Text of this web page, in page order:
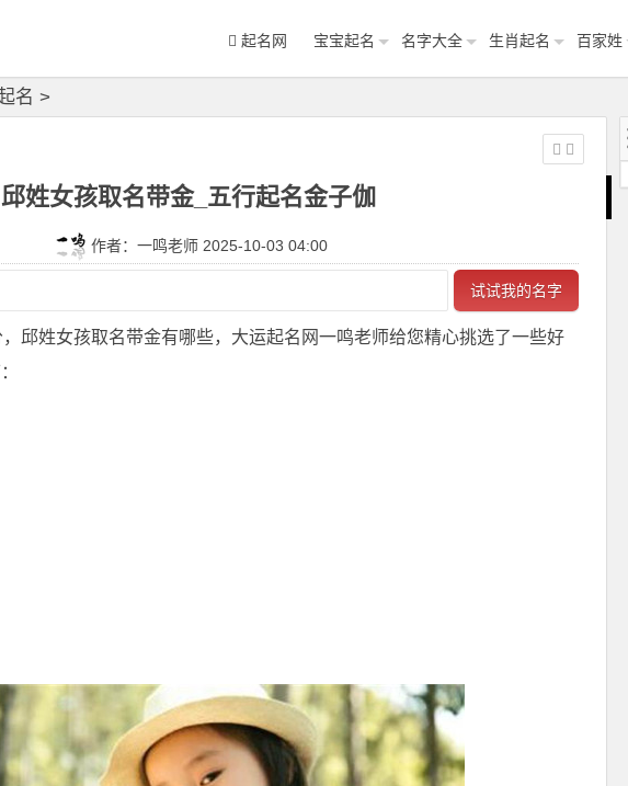
起名网 宝宝起名 名字大全 生肖起名 百家姓
名 >
邱姓女孩取名带金_五行起名金子伽
作者：一鸣老师 2025-10-03 04:00
试试我的名字
邱姓女孩取名带金有哪些，大运起名网一鸣老师给您精心挑选了一些好